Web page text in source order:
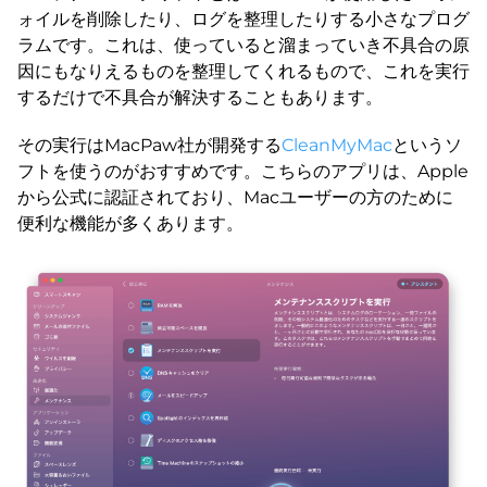
ォイルを削除したり、ログを整理したりする小さなプログ
ラムです。これは、使っていると溜まっていき不具合の原
因にもなりえるものを整理してくれるもので、これを実行
するだけで不具合が解決することもあります。
その実行はMacPaw社が開発するCleanMyMacというソ
フトを使うのがおすすめです。こちらのアプリは、Apple
から公式に認証されており、Macユーザーの方のために
便利な機能が多くあります。